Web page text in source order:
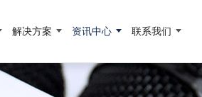
解决方案 资讯中心 联系我们